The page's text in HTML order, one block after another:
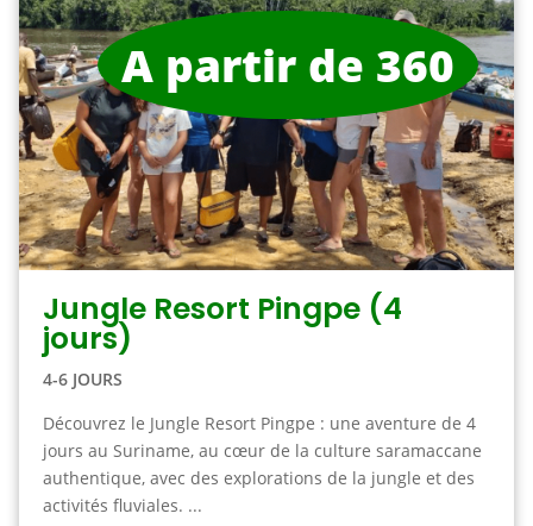
Jungle Resort Pingpe (4
jours)
4-6 JOURS
Découvrez le Jungle Resort Pingpe : une aventure de 4
jours au Suriname, au cœur de la culture saramaccane
authentique, avec des explorations de la jungle et des
activités fluviales. ...
A partir de 360